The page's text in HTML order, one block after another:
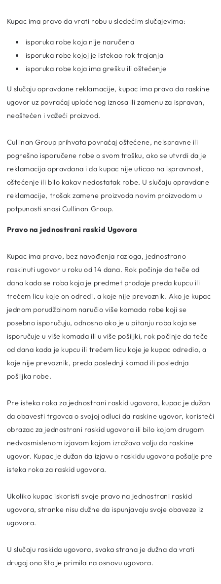
Kupac ima pravo da vrati robu u sledećim slučajevima:
isporuka robe koja nije naručena
isporuka robe kojoj je istekao rok trajanja
isporuka robe koja ima grešku ili oštećenje
U slučaju opravdane reklamacije, kupac ima pravo da raskine
ugovor uz povraćaj uplaćenog iznosa ili zamenu za ispravan,
neoštećen i važeći proizvod.
Cullinan Group prihvata povraćaj oštećene, neispravne ili
pogrešno isporučene robe o svom trošku, ako se utvrdi da je
reklamacija opravdana i da kupac nije uticao na ispravnost,
oštećenje ili bilo kakav nedostatak robe. U slučaju opravdane
reklamacije, trošak zamene proizvoda novim proizvodom u
potpunosti snosi Cullinan Group.
Pravo na jednostrani raskid Ugovora
Kupac ima pravo, bez navođenja razloga, jednostrano
raskinuti ugovor u roku od 14 dana. Rok počinje da teče od
dana kada se roba koja je predmet prodaje preda kupcu ili
trećem licu koje on odredi, a koje nije prevoznik. Ako je kupac
jednom porudžbinom naručio više komada robe koji se
posebno isporučuju, odnosno ako je u pitanju roba koja se
isporučuje u više komada ili u više pošiljki, rok počinje da teče
od dana kada je kupcu ili trećem licu koje je kupac odredio, a
koje nije prevoznik, preda poslednji komad ili poslednja
pošiljka robe.
Pre isteka roka za jednostrani raskid ugovora, kupac je dužan
da obavesti trgovca o svojoj odluci da raskine ugovor, koristeći
obrazac za jednostrani raskid ugovora ili bilo kojom drugom
nedvosmislenom izjavom kojom izražava volju da raskine
ugovor. Kupac je dužan da izjavu o raskidu ugovora pošalje pre
isteka roka za raskid ugovora.
Ukoliko kupac iskoristi svoje pravo na jednostrani raskid
ugovora, stranke nisu dužne da ispunjavaju svoje obaveze iz
ugovora.
U slučaju raskida ugovora, svaka strana je dužna da vrati
drugoj ono što je primila na osnovu ugovora.